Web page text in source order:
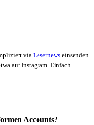
via Lesernews einsenden.
auf Instagram. Einfach
Accounts?